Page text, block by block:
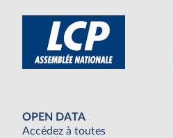
OPEN DATA
Accédez à toutes